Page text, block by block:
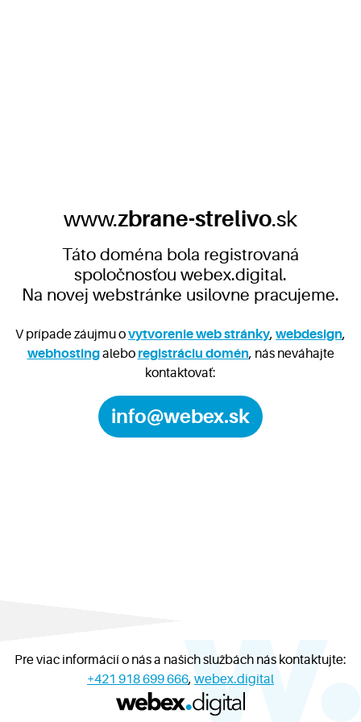
www.zbrane-strelivo.sk
Táto doména bola registrovaná
spoločnosťou webex.digital.
Na novej webstránke usilovne pracujeme.
V prípade záujmu ovytvorenie web stránky, webdesign,
webhostingalebo registráciu domén, nás neváhajte
kontaktovať:
info@webex.sk
Pre viac informácií o nás a našich službách nás kontaktujte:
+421 918 699 666, webex.digital